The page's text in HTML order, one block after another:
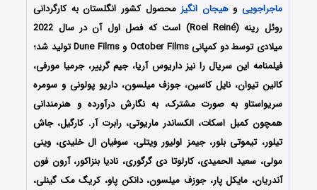
ماجراجویی وهیجان انگیز محصول کشور انگلستان به کارگردانی
روئل رینه (Roel Reiné) است که فصل اول آن در سال 2022
میلادی توسط دو کمپانی October Films و Dune Films تولید شد؛
فیلمنامه این سریال را نیز داریوس آریا، جیم گرییر، جرمیا مورفی،
کالین تیوان، نایل کاسین، جوزف میلسون، داریو پولونی و سومره
سریواستاو به صورت مشترک، به نگارش درآورده و هنرمندانی
همچون کمبل اسکات، الکساندر ماریوتی، رابرت آر. کارگیل، جاش
تیلور، تیموتی بلور، جیمز اولیور ویتلی، سوفیان ال خلیدی، وینی
مولی، سعید الحمیدی، کارلوتا دی گرگوری، نادیا بنزاکور، آرون فون
آندریان، مایکل پار، جوزف میلسون، دانکن پاو، کریگ مک گینلی،